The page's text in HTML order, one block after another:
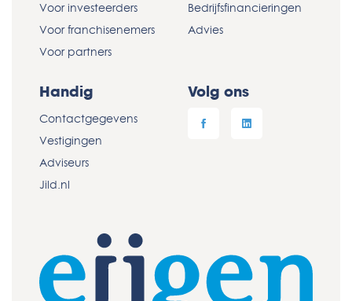
Voor investeerders
Voor franchisenemers
Voor partners
Bedrijfsfinancieringen
Advies
Handig
Contactgegevens
Vestigingen
Adviseurs
Jild.nl
Volg ons